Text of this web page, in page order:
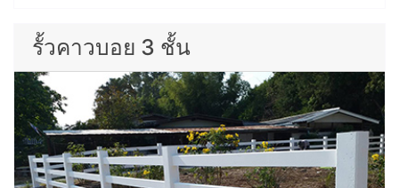
รั้วคาวบอย 3 ชั้น